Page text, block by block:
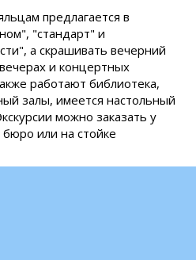
предлагается в
"стандарт" и
а скрашивать вечерний
и концертных
работают библиотека,
залы, имеется настольный
можно заказать у
или на стойке